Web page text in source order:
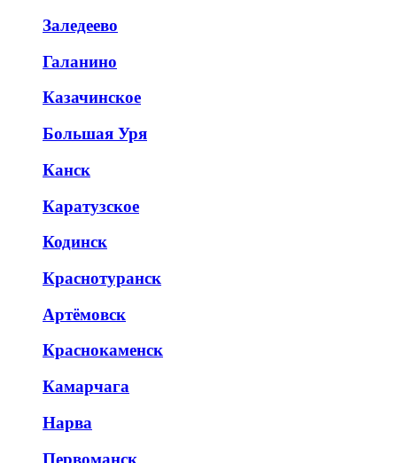
Заледеево
Галанино
Казачинское
Большая Уря
Канск
Каратузское
Кодинск
Краснотуранск
Артёмовск
Краснокаменск
Камарчага
Нарва
Первоманск